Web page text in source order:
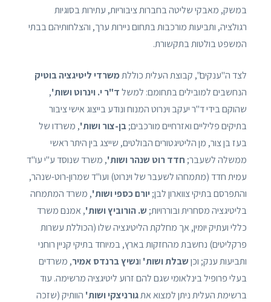
במשק, מאבקי שליטה בחברות ציבוריות, עתירות בסוגיות
רגולציה, ותביעות מורכבות בתחום ניירות ערך, והצלחותיהם בבתי
המשפט בולטות בתקשורת.
לצד ה"ענקים", קבוצת העלית כוללתמשרדי ליטיגציה בוטיק
הנחשבים למובילים בתחומם: למשלד"ר י. וינרוט ושות',
שהוקם בידי ד"ר יעקב וינרוט המנוח ונודע בייצוג אישי ציבור
בתיקים פליליים ואזרחיים מורכבים;בן-צור ושות', משרדו של
בעז בן צור, מן הליטיגטורים הבולטים, שייצג בין היתר ראשי
ממשלה לשעבר; חדד רוט שנהר ושות', משרד שנוסד ע"י עו"ד
עמית חדד (מתמחהו לשעבר של וינרוט) ועו"ד שמרון-רוט-שנהר,
והתפרסם בתיקי צווארון לבן;יורם כספי ושות', משרד המתמחה
בליטיגציה מסחרית ובוררויות; ש. הורוביץ ושות', אמנם משרד
כללי ועתיק יומין, אך מחלקת הליטיגציה שלו (הכוללת עשרות
פרקליטים) נחשבת מהחזקות בארץ, במיוחד בתיקי קניין רוחני
ותביעות ענק; וכןשבלת ושות' ונשיץ ברנדס אמיר, משרדים
בעלי פרופיל בינלאומי שגם להם זרוע ליטיגציה מרשימה. עוד
ברשימת העלית ניתן למצוא אתגורניצקי ושות' הוותיק (שזכה